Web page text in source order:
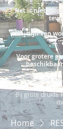
Home
Het is niet
Wij zijn van
Voor grotere
De
Bij grote drukte